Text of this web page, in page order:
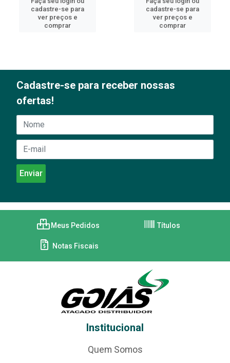
cadastre-se para
ver preços e
comprar
cadastre-se para
ver preços e
comprar
Cadastre-se para receber nossas
ofertas!
Meus Pedidos Títulos
Notas Fiscais
Institucional
Quem Somos